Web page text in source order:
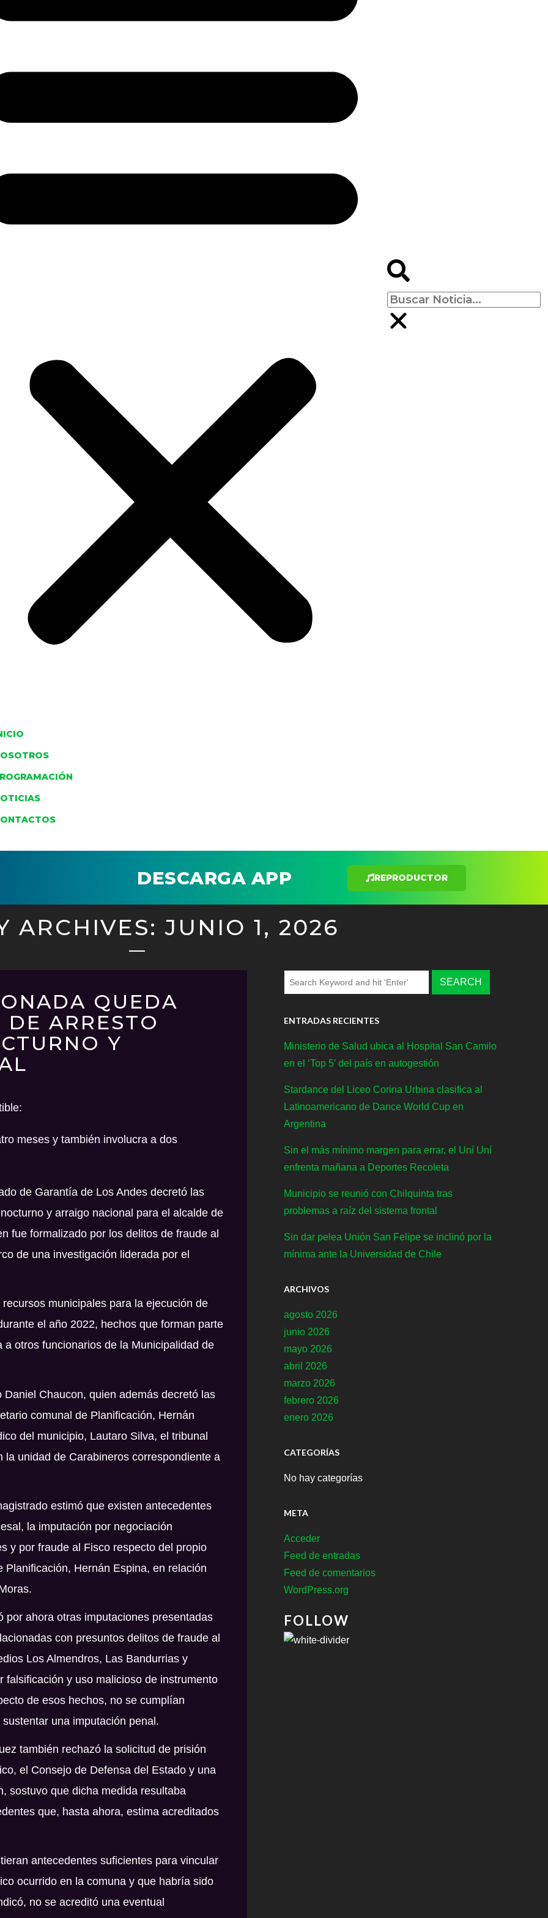
DESCARGA APP REPRODUCTOR
ARCHIVES: JUNIO 1, 2026
QUEDA
ARRESTO
Y
meses y también involucra a dos
de Garantía de Los Andes decretó las
y arraigo nacional para el alcalde de
fue formalizado por los delitos de fraude al
de una investigación liderada por el
municipales para la ejecución de
el año 2022, hechos que forman parte
otros funcionarios de la Municipalidad de
Daniel Chaucon, quien además decretó las
comunal de Planificación, Hernán
del municipio, Lautaro Silva, el tribunal
unidad de Carabineros correspondiente a
estimó que existen antecedentes
la imputación por negociación
y por fraude al Fisco respecto del propio
Hernán Espina, en relación
por ahora otras imputaciones presentadas
con presuntos delitos de fraude al
Los Almendros, Las Bandurrias y
y uso malicioso de instrumento
de esos hechos, no se cumplían
una imputación penal.
también rechazó la solicitud de prisión
el Consejo de Defensa del Estado y una
sostuvo que dicha medida resultaba
que, hasta ahora, estima acreditados
antecedentes suficientes para vincular
ocurrido en la comuna y que habría sido
no se acreditó una eventual
ENTRADAS RECIENTES
Ministerio de Salud ubica al Hospital San Camilo
en el ‘Top 5’ del país en autogestión
Stardance del Liceo Corina Urbina clasifica al
Latinoamericano de Dance World Cup en
Argentina
Sin el más mínimo margen para errar, el Uní Uní
enfrenta mañana a Deportes Recoleta
Municipio se reunió con Chilquinta tras
problemas a raíz del sistema frontal
Sin dar pelea Unión San Felipe se inclinó por la
mínima ante la Universidad de Chile
ARCHIVOS
agosto 2026
junio 2026
mayo 2026
abril 2026
marzo 2026
febrero 2026
enero 2026
CATEGORÍAS
No hay categorías
META
Acceder
Feed de entradas
Feed de comentarios
WordPress.org
FOLLOW